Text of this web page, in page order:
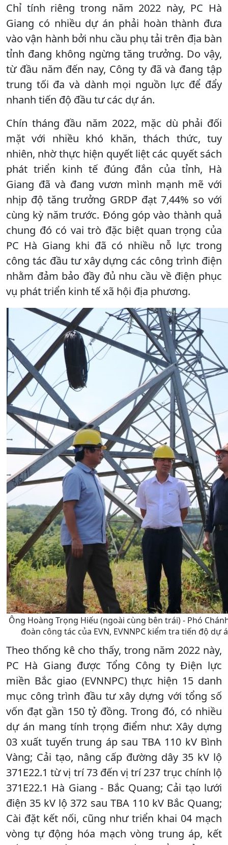
Chỉ tính riêng trong năm 2022 này, PC Hà
Giang có nhiều dự án phải hoàn thành đưa
vào vận hành bởi nhu cầu phụ tải trên địa bàn
tỉnh đang không ngừng tăng trưởng. Do vậy,
từ đầu năm đến nay, Công ty đã và đang tập
trung tối đa và dành mọi nguồn lực để đẩy
nhanh tiến độ đầu tư các dự án.
Chín tháng đầu năm 2022, mặc dù phải đối
mặt với nhiều khó khăn, thách thức, tuy
nhiên, nhờ thực hiện quyết liệt các quyết sách
phát triển kinh tế đúng đắn của tỉnh, Hà
Giang đã và đang vươn mình mạnh mẽ với
nhịp độ tăng trưởng GRDP đạt 7,44% so với
cùng kỳ năm trước. Đóng góp vào thành quả
chung đó có vai trò đặc biệt quan trọng của
PC Hà Giang khi đã có nhiều nỗ lực trong
công tác đầu tư xây dựng các công trình điện
nhằm đảm bảo đầy đủ nhu cầu về điện phục
vụ phát triển kinh tế xã hội địa phương.
Ông Hoàng Trọng Hiếu (ngoài cùng bên trái) - Phó
đoàn công tác của EVN, EVNNPC kiểm tra tiến độ dự
Theo thống kê cho thấy, trong năm 2022 này,
PC Hà Giang được Tổng Công ty Điện lực
miền Bắc giao (EVNNPC) thực hiện 15 danh
mục công trình đầu tư xây dựng với tổng số
vốn đạt gần 150 tỷ đồng. Trong đó, có nhiều
dự án mang tính trọng điểm như: Xây dựng
03 xuất tuyến trung áp sau TBA 110 kV Bình
Vàng; Cải tạo, nâng cấp đường dây 35 kV lộ
371E22.1 từ vị trí 73 đến vị trí 237 trục chính lộ
371E22.1 Hà Giang - Bắc Quang; Cải tạo lưới
điện 35 kV lộ 372 sau TBA 110 kV Bắc Quang;
Cài đặt kết nối, cũng như triển khai 04 mạch
vòng tự động hóa mạch vòng trung áp, kết